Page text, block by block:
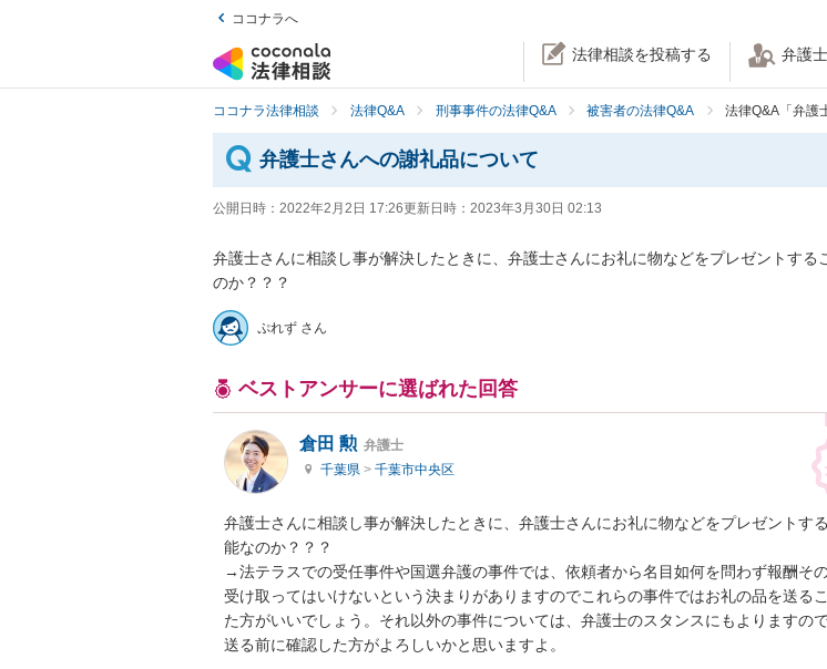
ココナラへ
法律相談を投稿する 弁護
ココナラ法律相談 法律Q&A 刑事事件の法律Q&A 被害者の法律Q&A 法律Q&A「弁護
弁護士さんへの謝礼品について
公開日時： 2022年2月2日 17:26更新日時： 2023年3月30日 02:13
弁護士さんに相談し事が解決したときに、弁護士さんにお礼に物などをプレゼントする
のか？？？
ぷれず さん
ベストアンサーに選ばれた回答
倉田 勲 弁護士
千葉県 > 千葉市中央区
弁護士さんに相談し事が解決したときに、弁護士さんにお礼に物などをプレゼントす
能なのか？？？
→法テラスでの受任事件や国選弁護の事件では、依頼者から名目如何を問わず報酬そ
受け取ってはいけないという決まりがありますのでこれらの事件ではお礼の品を送る
た方がいいでしょう。それ以外の事件については、弁護士のスタンスにもよりますの
送る前に確認した方がよろしいかと思いますよ。